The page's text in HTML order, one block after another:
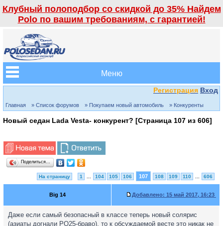
Клубный полоподбор со скидкой до 35% Найдем
Polo по вашим требованиям, с гарантией!
Меню
Регистрация Вход
Главная » Список форумов » Покупаем новый автомобиль » Конкуренты
Новый седан Lada Vesta- конкурент? [Страница 107 из 606]
Поделиться…
На страницу 1 104 105 106 107 108 109 110 606
Big 14 Добавлено: 15 май 2017, 16:23
Даже если самый безопасный в классе теперь новый солярис
(азиаты догнали PQ25-браво), то к обсуждаемой весте это никак не